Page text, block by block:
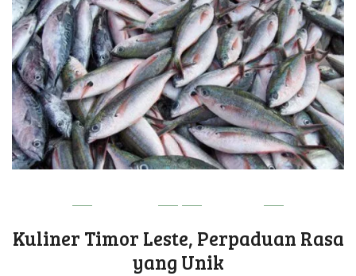
Kuliner Timor Leste, Perpaduan Rasa
yang Unik